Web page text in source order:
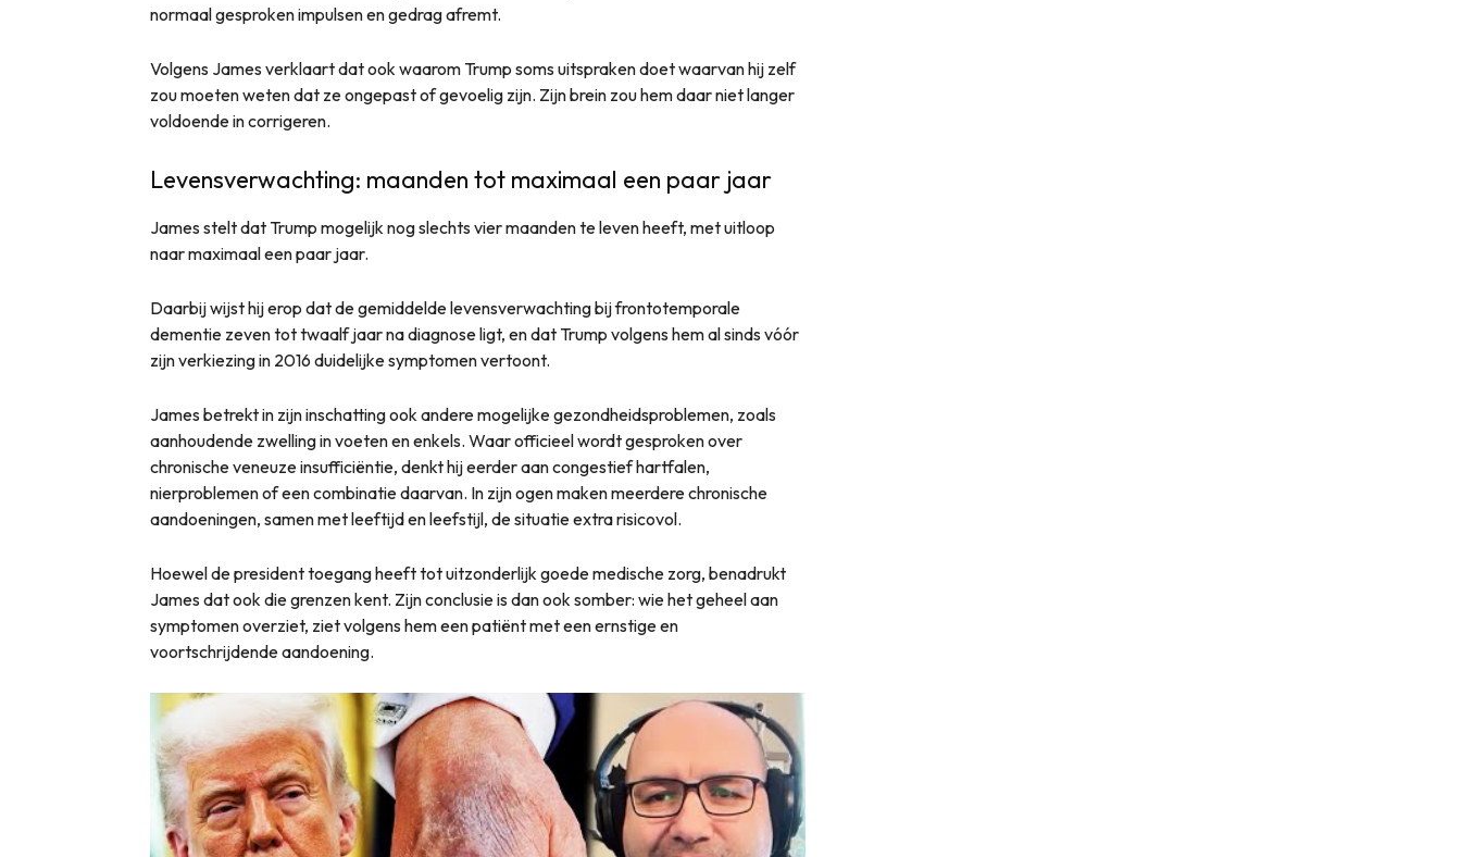
normaal gesproken impulsen en gedrag afremt.
Volgens James verklaart dat ook waarom Trump soms uitspraken doet waarvan hij zelf
zou moeten weten dat ze ongepast of gevoelig zijn. Zijn brein zou hem daar niet langer
voldoende in corrigeren.
Levensverwachting: maanden tot maximaal een paar jaar
James stelt dat Trump mogelijk nog slechts vier maanden te leven heeft, met uitloop
naar maximaal een paar jaar.
Daarbij wijst hij erop dat de gemiddelde levensverwachting bij frontotemporale
dementie zeven tot twaalf jaar na diagnose ligt, en dat Trump volgens hem al sinds vóór
zijn verkiezing in 2016 duidelijke symptomen vertoont.
James betrekt in zijn inschatting ook andere mogelijke gezondheidsproblemen, zoals
aanhoudende zwelling in voeten en enkels. Waar officieel wordt gesproken over
chronische veneuze insufficiëntie, denkt hij eerder aan congestief hartfalen,
nierproblemen of een combinatie daarvan. In zijn ogen maken meerdere chronische
aandoeningen, samen met leeftijd en leefstijl, de situatie extra risicovol.
Hoewel de president toegang heeft tot uitzonderlijk goede medische zorg, benadrukt
James dat ook die grenzen kent. Zijn conclusie is dan ook somber: wie het geheel aan
symptomen overziet, ziet volgens hem een patiënt met een ernstige en
voortschrijdende aandoening.